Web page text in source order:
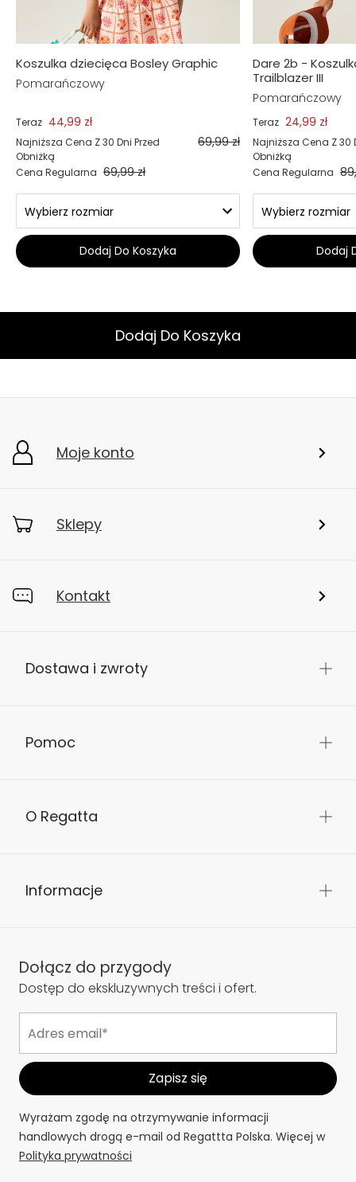
Koszulka dziecięca Bosley Graphic
Pomarańczowy
Teraz 44,99 zł
Najniższa Cena Z 30 Dni Przed
Obniżką
69,99 zł
Cena Regularna 69,99 zł
Dodaj Do Koszyka
Dare 2b -
Trailblazer III
Pomarańczowy
Teraz 24,99 zł
Najniższa Cena Z 30
Obniżką
Cena Regularna
Dodaj
Dodaj Do Koszyka
Moje konto
Sklepy
Kontakt
Dostawa i zwroty
Pomoc
O Regatta
Informacje
Dołącz do przygody
Dostęp do ekskluzywnych treści i ofert.
Wyrażam zgodę na otrzymywanie informacji
handlowych drogą e-mail od Regattta Polska. Więcej w
Polityka prywatności